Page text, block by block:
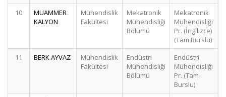
10
MUAMMER
KALYON
Mühendislik
Fakültesi
Mekatronik
Mühendisliği
Bölümü
Mekatronik
Mühendisliği
Pr. (İngilizce)
(Tam Burslu)
11
BERK AYVAZ
Mühendislik
Fakültesi
Endüstri
Mühendisliği
Bölümü
Endüstri
Mühendisliği
Pr. (Tam
Burslu)